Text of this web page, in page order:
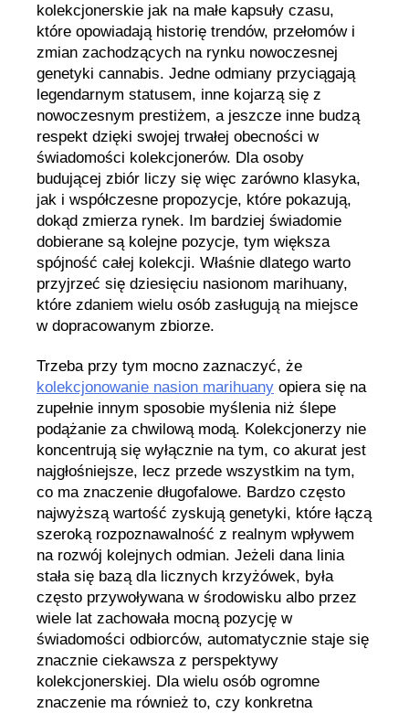
kolekcjonerskie jak na małe kapsuły czasu,
które opowiadają historię trendów, przełomów i
zmian zachodzących na rynku nowoczesnej
genetyki cannabis. Jedne odmiany przyciągają
legendarnym statusem, inne kojarzą się z
nowoczesnym prestiżem, a jeszcze inne budzą
respekt dzięki swojej trwałej obecności w
świadomości kolekcjonerów. Dla osoby
budującej zbiór liczy się więc zarówno klasyka,
jak i współczesne propozycje, które pokazują,
dokąd zmierza rynek. Im bardziej świadomie
dobierane są kolejne pozycje, tym większa
spójność całej kolekcji. Właśnie dlatego warto
przyjrzeć się dziesięciu nasionom marihuany,
które zdaniem wielu osób zasługują na miejsce
w dopracowanym zbiorze.
Trzeba przy tym mocno zaznaczyć, że
kolekcjonowanie nasion marihuany opiera się na
zupełnie innym sposobie myślenia niż ślepe
podążanie za chwilową modą. Kolekcjonerzy nie
koncentrują się wyłącznie na tym, co akurat jest
najgłośniejsze, lecz przede wszystkim na tym,
co ma znaczenie długofalowe. Bardzo często
najwyższą wartość zyskują genetyki, które łączą
szeroką rozpoznawalność z realnym wpływem
na rozwój kolejnych odmian. Jeżeli dana linia
stała się bazą dla licznych krzyżówek, była
często przywoływana w środowisku albo przez
wiele lat zachowała mocną pozycję w
świadomości odbiorców, automatycznie staje się
znacznie ciekawsza z perspektywy
kolekcjonerskiej. Dla wielu osób ogromne
znaczenie ma również to, czy konkretna